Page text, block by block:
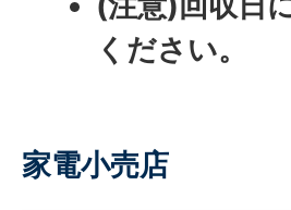
ください。
家電小売店